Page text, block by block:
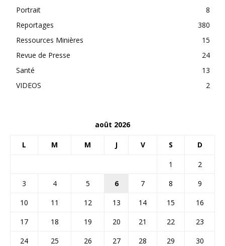
Portrait
8
Reportages
380
Ressources Minières
15
Revue de Presse
24
Santé
13
VIDEOS
2
août 2026
L M M J V S D
1
2
3
4 5 6 7 8
9
10
11 12 13 14 15
16
17
18 19 20 21 22
23
24
25 26 27 28 29
30